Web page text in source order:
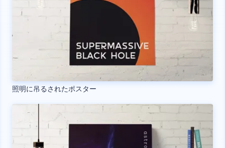
照明に吊るされたポスター